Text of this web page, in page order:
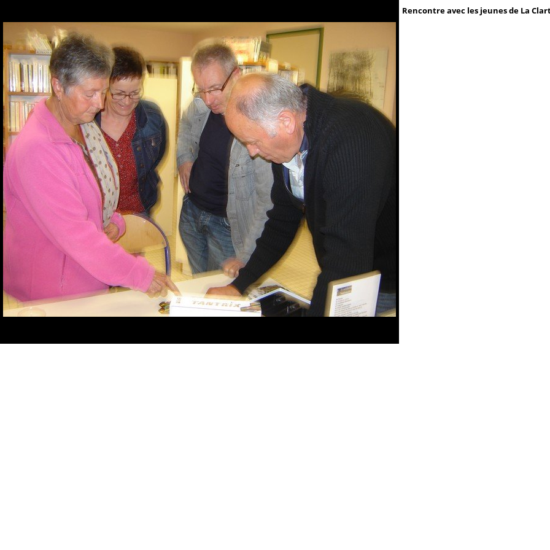
Rencontre avec les jeunes de La